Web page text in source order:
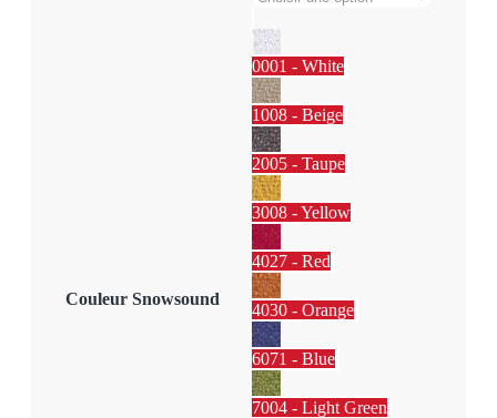
Couleur Snowsound
0001 - White
1008 - Beige
2005 - Taupe
3008 - Yellow
4027 - Red
4030 - Orange
6071 - Blue
7004 - Light Green